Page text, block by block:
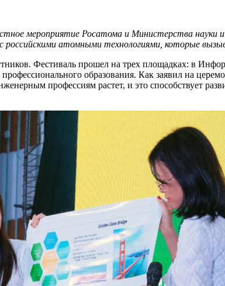
мероприятие Росатома и Министерства науки
российскими атомными технологиями, которые
Фестиваль прошел на трех площадках: в
образования. Как заявил на
профессиям растет, и это способствует